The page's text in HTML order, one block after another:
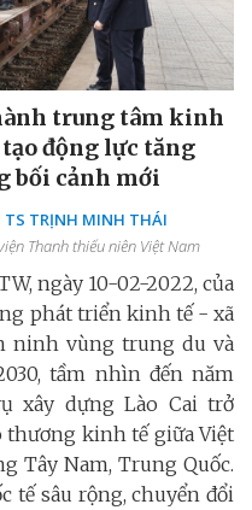
trung tâm kinh
động lực tăng
bối cảnh mới
TS TRỊNH MINH THÁI
Thanh thiếu niên Việt Nam
ngày 10-02-2022, của
phát triển kinh tế - xã
ninh vùng trung du và
tầm nhìn đến năm
xây dựng Lào Cai trở
kinh tế giữa Việt
Tây Nam, Trung Quốc.
tế sâu rộng, chuyển đổi